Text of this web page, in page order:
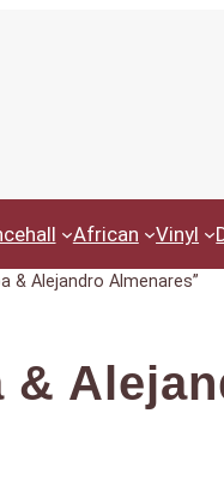
African Vinyl
& Alejandro Almenares”
&